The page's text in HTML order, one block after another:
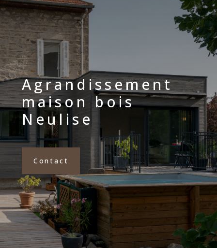
Agrandissement
maison bois
Neulise
Contact